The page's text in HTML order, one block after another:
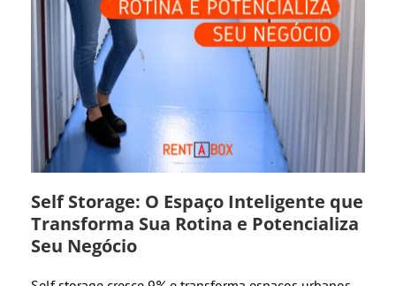
Self Storage: O Espaço Inteligente que
Transforma Sua Rotina e Potencializa
Seu Negócio